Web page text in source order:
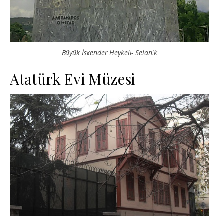
Büyük İskender Heykeli- Selanik
Atatürk Evi Müzesi